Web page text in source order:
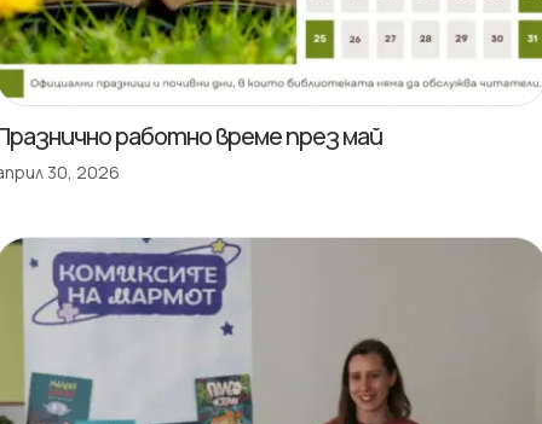
работно време през май
30, 2026